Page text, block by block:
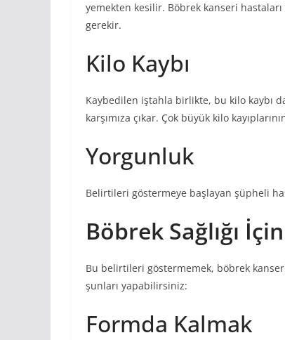
yemekten kesilir. Böbrek kanseri
gerekir.
Kilo Kaybı
Kaybedilen iştahla birlikte, bu kilo kaybı
karşımıza çıkar. Çok büyük kilo
Yorgunluk
Belirtileri göstermeye başlayan şüpheli
Böbrek Sağlığı
Bu belirtileri göstermemek, böbrek
şunları yapabilirsiniz:
Formda Kalmak